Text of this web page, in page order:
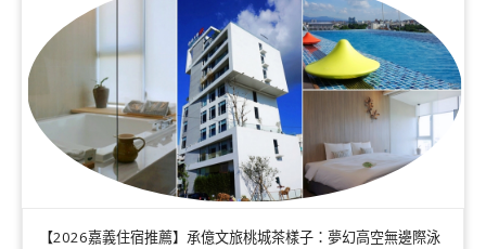
【2026嘉義住宿推薦】承億文旅桃城茶樣子：夢幻高空無邊際泳